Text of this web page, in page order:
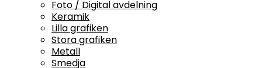
Foto / Digital avdelning
Keramik
Lilla grafiken
Stora grafiken
Metall
Smedja